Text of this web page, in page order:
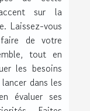
sur la
Laissez-vous
de votre
tout en
les besoins
dans les
évaluer ses